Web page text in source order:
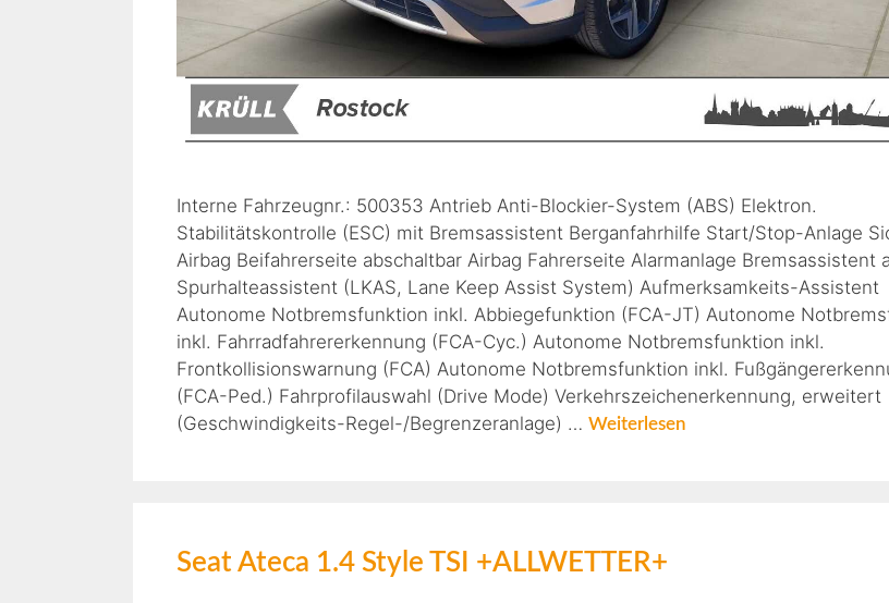
Interne Fahrzeugnr.: 500353 Antrieb Anti-Blockier-System (ABS) Elektron.
Stabilitätskontrolle (ESC) mit Bremsassistent Berganfahrhilfe Start/Stop-Anlage
Airbag Beifahrerseite abschaltbar Airbag Fahrerseite Alarmanlage Bremsassistent
Spurhalteassistent (LKAS, Lane Keep Assist System) Aufmerksamkeits-Assistent
Autonome Notbremsfunktion inkl. Abbiegefunktion (FCA-JT) Autonome
inkl. Fahrradfahrererkennung (FCA-Cyc.) Autonome Notbremsfunktion inkl.
Frontkollisionswarnung (FCA) Autonome Notbremsfunktion inkl.
(FCA-Ped.) Fahrprofilauswahl (Drive Mode) Verkehrszeichenerkennung, erweitert
(Geschwindigkeits-Regel-/Begrenzeranlage) … Weiterlesen
Seat Ateca 1.4 Style TSI +ALLWETTER+